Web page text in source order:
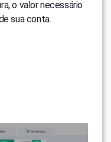
o valor necessário
sua conta.